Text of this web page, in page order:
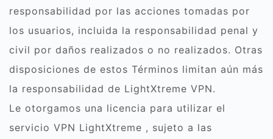
responsabilidad por las acciones tomadas por
los usuarios, incluida la responsabilidad penal y
civil por daños realizados o no realizados. Otras
disposiciones de estos Términos limitan aún más
la responsabilidad de LightXtreme VPN.
Le otorgamos una licencia para utilizar el
servicio VPN LightXtreme , sujeto a las